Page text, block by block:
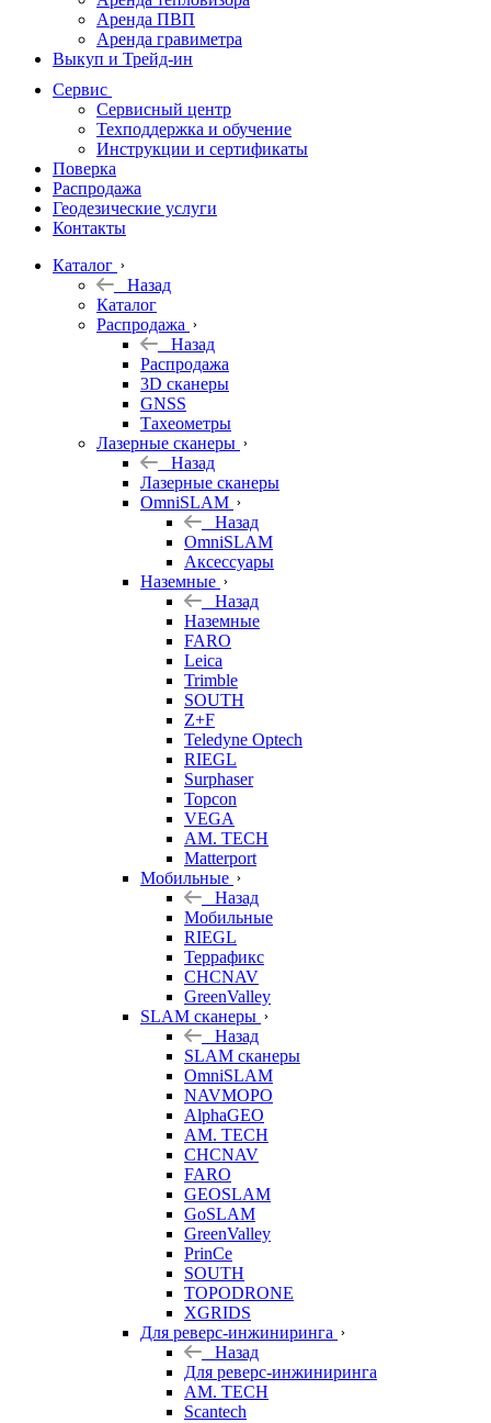
Неразрушающий
контроль
Аксессуары
Софт
Георадары
Акции
Гидрография
Подбор
оборудования
по задачам
Архив
Геодезическое
оборудование
Аренда ПВП
Аренда гравиметра
Выкуп и Трейд-ин
Сервис
Сервисный центр
Техподдержка и обучение
Инструкции и сертификаты
Поверка
Распродажа
Геодезические услуги
Контакты
Каталог
Назад
Каталог
Распродажа
Назад
Распродажа
3D сканеры
GNSS
Тахеометры
Лазерные сканеры
Назад
Лазерные сканеры
OmniSLAM
Назад
OmniSLAM
Аксессуары
Наземные
Назад
Наземные
FARO
Leica
Trimble
SOUTH
Z+F
Teledyne Optech
RIEGL
Surphaser
Topcon
VEGA
AM. TECH
Matterport
Мобильные
Назад
Мобильные
RIEGL
Террафикс
CHCNAV
GreenValley
SLAM сканеры
Назад
SLAM сканеры
OmniSLAM
NAVMOPO
AlphaGEO
AM. TECH
CHCNAV
FARO
GEOSLAM
GoSLAM
GreenValley
PrinCe
SOUTH
TOPODRONE
XGRIDS
Для реверс-инжиниринга
Назад
Для реверс-инжиниринга
AM. TECH
Scantech